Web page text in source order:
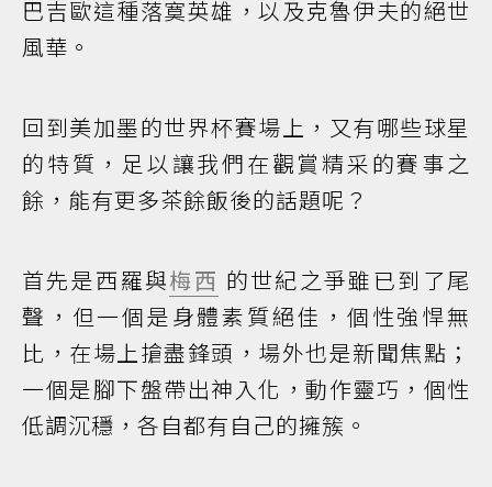
巴吉歐這種落寞英雄，以及克魯伊夫的絕世
風華。
回到美加墨的世界杯賽場上，又有哪些球星
的特質，足以讓我們在觀賞精采的賽事之
餘，能有更多茶餘飯後的話題呢？
首先是西羅與梅西 的世紀之爭雖已到了尾
聲，但一個是身體素質絕佳，個性強悍無
比，在場上搶盡鋒頭，場外也是新聞焦點；
一個是腳下盤帶出神入化，動作靈巧，個性
低調沉穩，各自都有自己的擁簇。